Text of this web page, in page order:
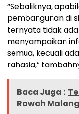
“Sebaliknya,
pembangunan di
ternyata tidak
menyampaikan
semua, kecuali
rahasia,”
Baca Juga :
Rawah